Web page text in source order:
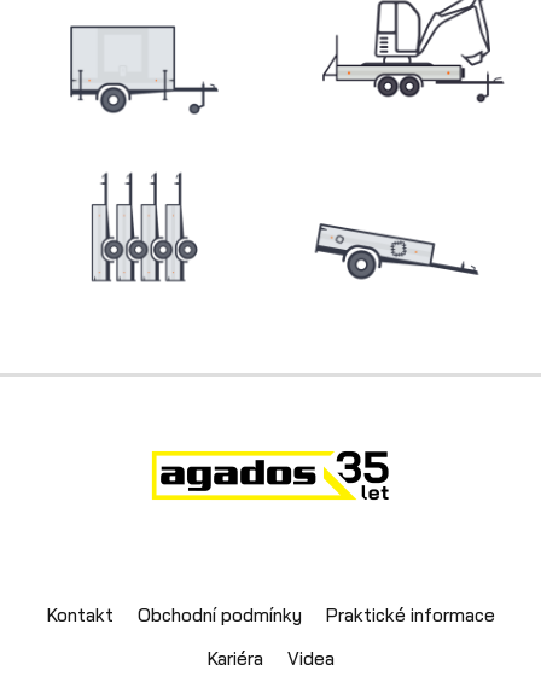
Skladové přívěsy
Výprodej
Kontakt Obchodní podmínky
Praktické informace
Kariéra
Videa